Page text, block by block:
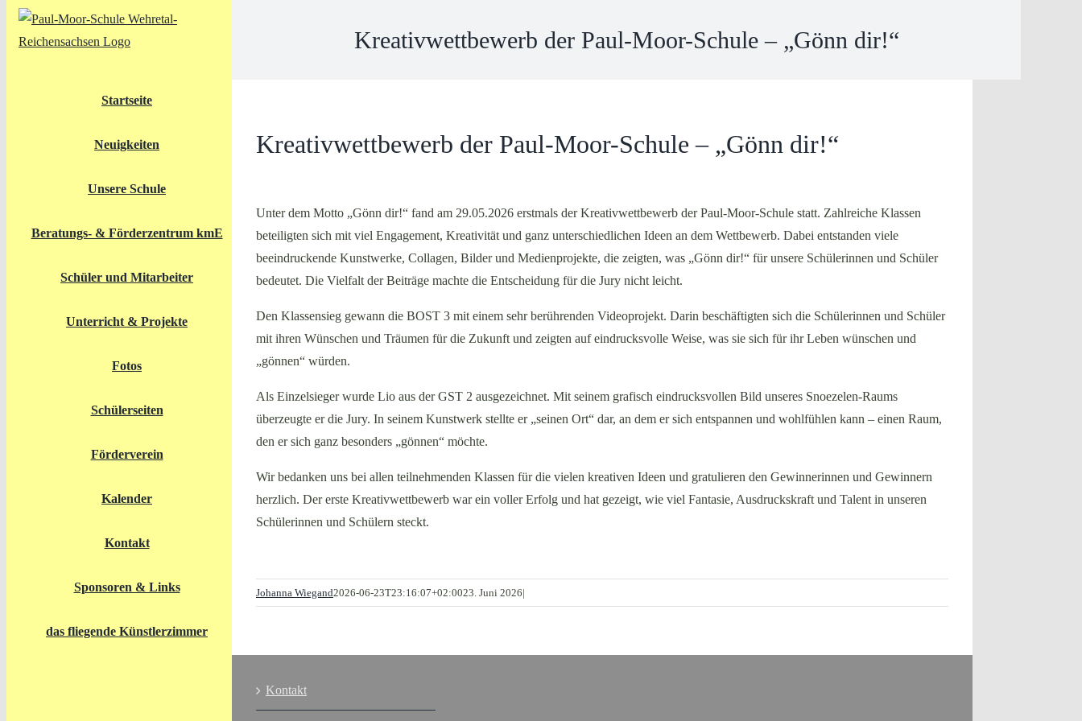
Skip
Startseite
Neuigkeiten
Unsere Schule
Beratungs- & Förderzentrum kmE
Schüler und Mitarbeiter
Unterricht & Projekte
Fotos
Schülerseiten
Förderverein
Kalender
Kontakt
Sponsoren & Links
das fliegende Künstlerzimmer
Kreativwettbewerb der Paul-Moor-Schule – „Gönn dir!“
Kreativwettbewerb der Paul-Moor-Schule – „Gönn dir!“
Unter dem Motto „Gönn dir!“ fand am 29.05.2026 erstmals der Kreativwettbewerb der Paul-Moor-Schule statt. Zahlreiche Klassen
beteiligten sich mit viel Engagement, Kreativität und ganz unterschiedlichen Ideen an dem Wettbewerb. Dabei entstanden viele
beeindruckende Kunstwerke, Collagen, Bilder und Medienprojekte, die zeigten, was „Gönn dir!“ für unsere Schülerinnen und Schüler
bedeutet. Die Vielfalt der Beiträge machte die Entscheidung für die Jury nicht leicht.
Den Klassensieg gewann die BOST 3 mit einem sehr berührenden Videoprojekt. Darin beschäftigten sich die Schülerinnen und Schüler
mit ihren Wünschen und Träumen für die Zukunft und zeigten auf eindrucksvolle Weise, was sie sich für ihr Leben wünschen und
„gönnen“ würden.
Als Einzelsieger wurde Lio aus der GST 2 ausgezeichnet. Mit seinem grafisch eindrucksvollen Bild unseres Snoezelen-Raums
überzeugte er die Jury. In seinem Kunstwerk stellte er „seinen Ort“ dar, an dem er sich entspannen und wohlfühlen kann – einen Raum,
den er sich ganz besonders „gönnen“ möchte.
Wir bedanken uns bei allen teilnehmenden Klassen für die vielen kreativen Ideen und gratulieren den Gewinnerinnen und Gewinnern
herzlich. Der erste Kreativwettbewerb war ein voller Erfolg und hat gezeigt, wie viel Fantasie, Ausdruckskraft und Talent in unseren
Schülerinnen und Schülern steckt.
Johanna Wiegand2026-06-23T23:16:07+02:0023. Juni 2026|
Kontakt